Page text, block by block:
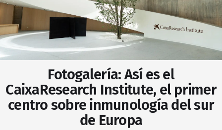
Fotogalería: Así es el
CaixaResearch Institute, el primer
centro sobre inmunología del sur
de Europa